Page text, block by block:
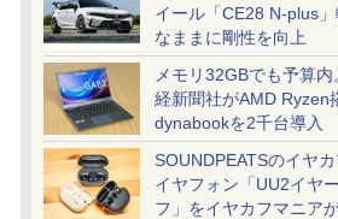
イール「CE28 N-plus
なままに剛性を向上
メモリ32GBでも予算内
経新聞社がAMD Ryzen
dynabookを2千台導入
SOUNDPEATSのイヤ
イヤフォン「UU2イヤ
フ」をイヤカフマニア